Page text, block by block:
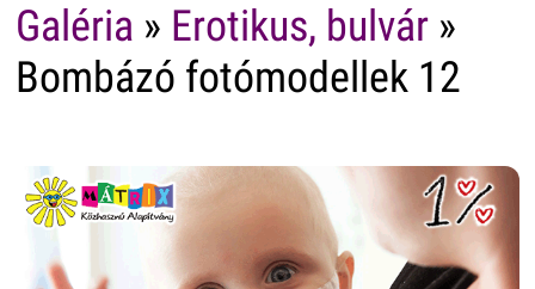
Galéria » Erotikus, bulvár»
Bombázó fotómodellek 12